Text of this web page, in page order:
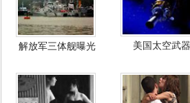
解放军三体舰曝光 美国太空武器